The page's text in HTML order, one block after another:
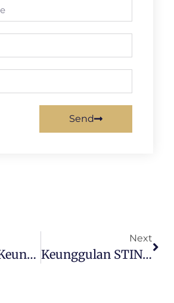
Send
Ayo Simak! Keunggulan Sekolah Kedinasan 2024
Next
Keunggulan STIN (Sekolah Tinggi Intelegen Negara)